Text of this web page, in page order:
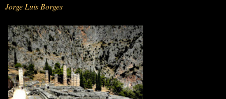
Jorge Luis Borges